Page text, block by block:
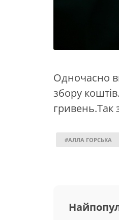
Одночасно
збору
гривень.Так
#АЛЛА ГОРСЬКА